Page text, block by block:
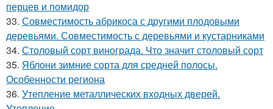
перцев и помидор
33. Совместимость абрикоса с другими плодовыми
деревьями. Совместимость с деревьями и кустарниками
34. Столовый сорт винограда. Что значит столовый сорт
35. Яблони зимние сорта для средней полосы.
Особенности региона
36. Утепление металлических входных дверей.